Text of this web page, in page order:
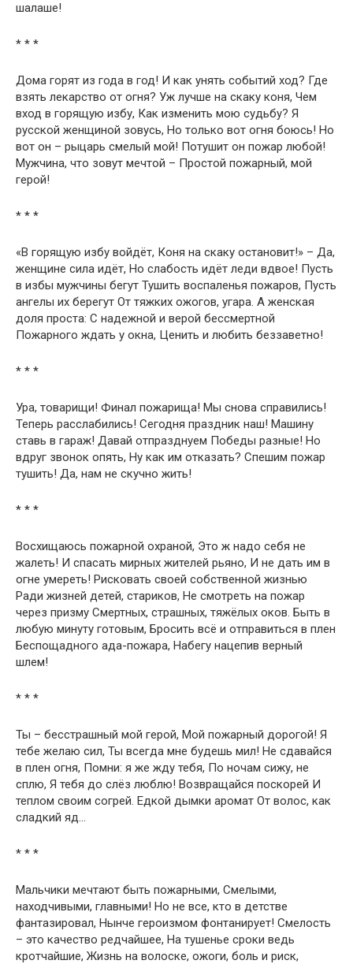
шалаше!
* * *
Дома горят из года в год! И как унять событий ход? Где
взять лекарство от огня? Уж лучше на скаку коня, Чем
вход в горящую избу, Как изменить мою судьбу? Я
русской женщиной зовусь, Но только вот огня боюсь! Но
вот он – рыцарь смелый мой! Потушит он пожар любой!
Мужчина, что зовут мечтой – Простой пожарный, мой
герой!
* * *
«В горящую избу войдёт, Коня на скаку остановит!» – Да,
женщине сила идёт, Но слабость идёт леди вдвое! Пусть
в избы мужчины бегут Тушить воспаленья пожаров, Пусть
ангелы их берегут От тяжких ожогов, угара. А женская
доля проста: С надежной и верой бессмертной
Пожарного ждать у окна, Ценить и любить беззаветно!
* * *
Ура, товарищи! Финал пожарища! Мы снова справились!
Теперь расслабились! Сегодня праздник наш! Машину
ставь в гараж! Давай отпразднуем Победы разные! Но
вдруг звонок опять, Ну как им отказать? Спешим пожар
тушить! Да, нам не скучно жить!
* * *
Восхищаюсь пожарной охраной, Это ж надо себя не
жалеть! И спасать мирных жителей рьяно, И не дать им в
огне умереть! Рисковать своей собственной жизнью
Ради жизней детей, стариков, Не смотреть на пожар
через призму Смертных, страшных, тяжёлых оков. Быть в
любую минуту готовым, Бросить всё и отправиться в плен
Беспощадного ада-пожара, Набегу нацепив верный
шлем!
* * *
Ты – бесстрашный мой герой, Мой пожарный дорогой! Я
тебе желаю сил, Ты всегда мне будешь мил! Не сдавайся
в плен огня, Помни: я же жду тебя, По ночам сижу, не
сплю, Я тебя до слёз люблю! Возвращайся поскорей И
теплом своим согрей. Едкой дымки аромат От волос, как
сладкий яд…
* * *
Мальчики мечтают быть пожарными, Смелыми,
находчивыми, главными! Но не все, кто в детстве
фантазировал, Нынче героизмом фонтанирует! Смелость
– это качество редчайшее, На тушенье сроки ведь
кротчайшие, Жизнь на волоске, ожоги, боль и риск,